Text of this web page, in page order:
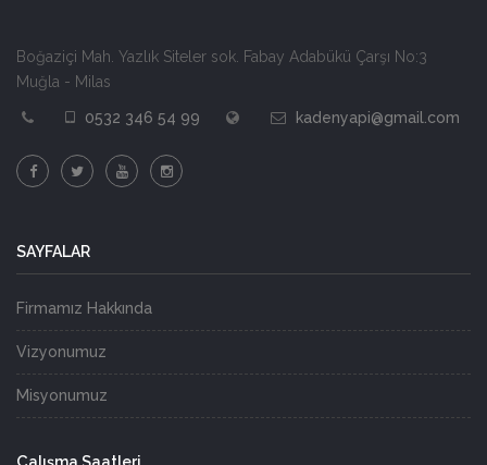
Boğaziçi Mah. Yazlık Siteler sok. Fabay Adabükü Çarşı No:3
Muğla - Milas
0532 346 54 99 kadenyapi@gmail.com
SAYFALAR
Firmamız Hakkında
Vizyonumuz
Misyonumuz